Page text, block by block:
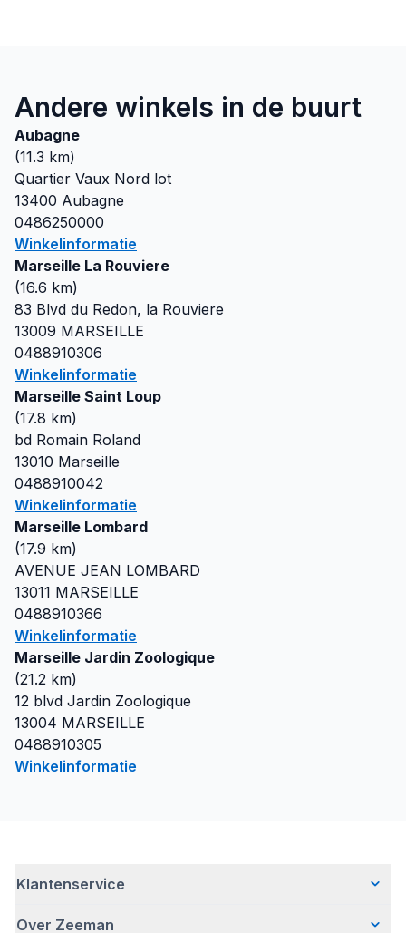
Andere winkels in de buurt
Aubagne
(11.3 km)
Quartier Vaux Nord lot
13400 Aubagne
0486250000
Winkelinformatie
Marseille La Rouviere
(16.6 km)
83 Blvd du Redon, la Rouviere
13009 MARSEILLE
0488910306
Winkelinformatie
Marseille Saint Loup
(17.8 km)
bd Romain Roland
13010 Marseille
0488910042
Winkelinformatie
Marseille Lombard
(17.9 km)
AVENUE JEAN LOMBARD
13011 MARSEILLE
0488910366
Winkelinformatie
Marseille Jardin Zoologique
(21.2 km)
12 blvd Jardin Zoologique
13004 MARSEILLE
0488910305
Winkelinformatie
Klantenservice
Veelgestelde vragen
Over Zeeman